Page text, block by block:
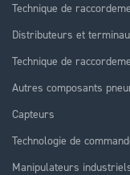
Technique de
Distributeurs et
Technique de
Autres composants
Capteurs
Technologie de
Manipulateurs